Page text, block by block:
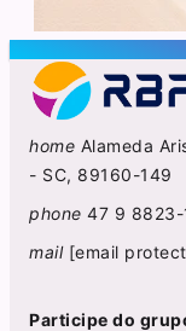
home Alameda
- SC, 89160-149
phone 47 9 8823-
mail [email
Participe do